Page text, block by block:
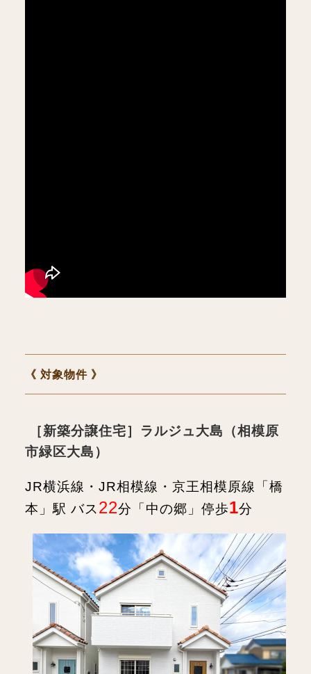
《 対象物件 》
［新築分譲住宅］ラルジュ大島（相模原
市緑区大島）
JR横浜線・JR相模線・京王相模原線「橋
本」駅 バス 22分「中の郷」停歩1分